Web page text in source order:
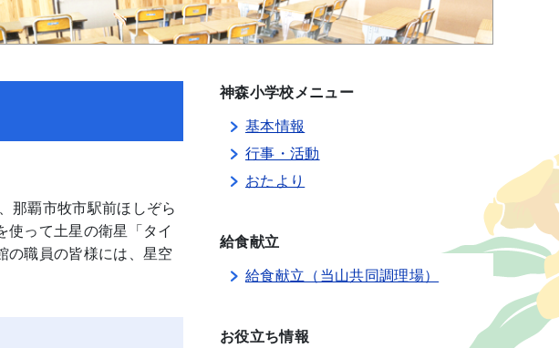
那覇市牧市駅前ほしぞら
使って土星の衛星「タイ
の職員の皆様には、星空
神森小学校メニュー
基本情報
行事・活動
おたより
給食献立
給食献立（当山共同調理場）
お役立ち情報